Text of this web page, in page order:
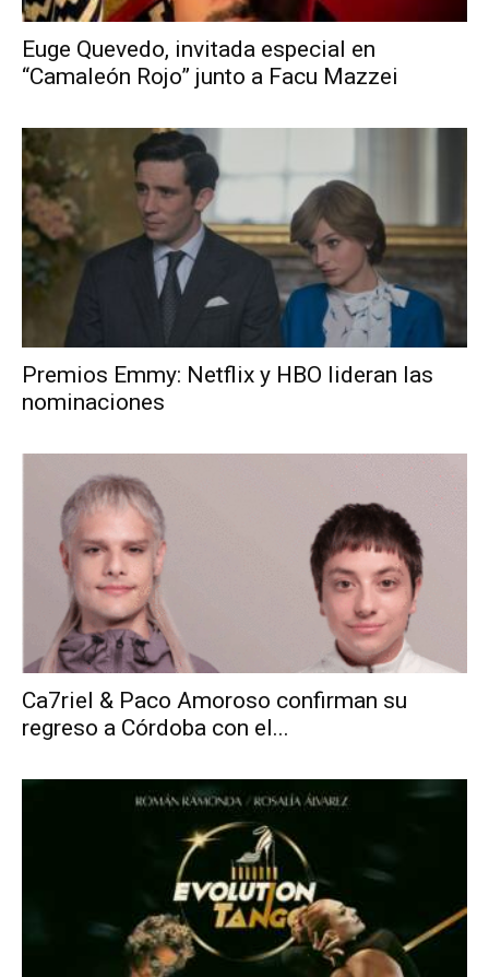
Euge Quevedo, invitada especial en
“Camaleón Rojo” junto a Facu Mazzei
Premios Emmy: Netflix y HBO lideran las
nominaciones
Ca7riel & Paco Amoroso confirman su
regreso a Córdoba con el...